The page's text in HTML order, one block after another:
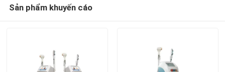
Sản phẩm khuyến cáo